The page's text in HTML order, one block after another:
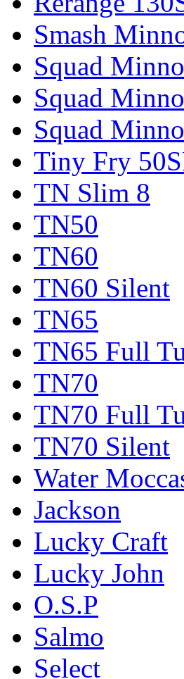
Smash
Squad
Squad
Squad
Tiny Fry
TN Slim 8
TN50
TN60
TN60 Silent
TN65
TN65 Full
TN70
TN70 Full
TN70 Silent
Water
Jackson
Lucky Craft
Lucky John
O.S.P
Salmo
Select